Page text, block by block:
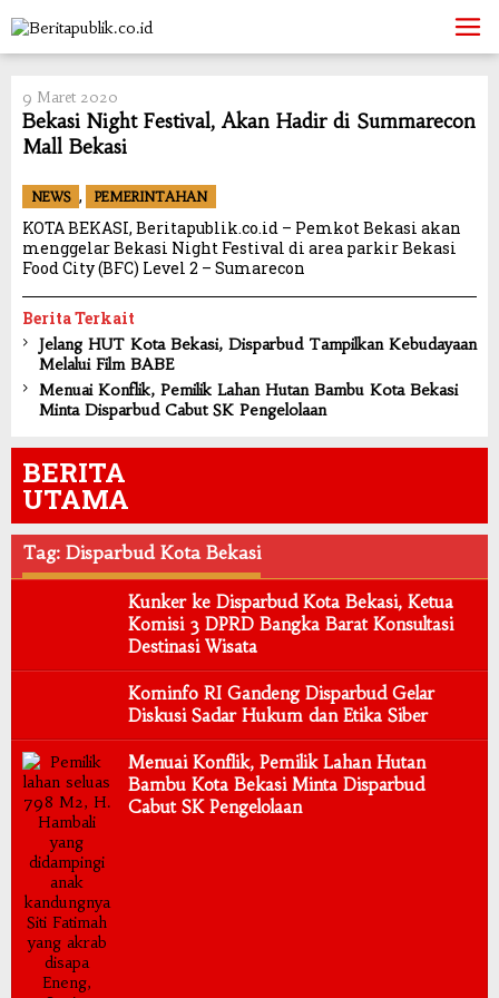
to
content
9 Maret 2020
Bekasi Night Festival, Akan Hadir di Summarecon
Mall Bekasi
NEWS , PEMERINTAHAN
KOTA BEKASI, Beritapublik.co.id – Pemkot Bekasi akan
menggelar Bekasi Night Festival di area parkir Bekasi
Food City (BFC) Level 2 – Sumarecon
Berita Terkait
Jelang HUT Kota Bekasi, Disparbud Tampilkan Kebudayaan
Melalui Film BABE
Menuai Konflik, Pemilik Lahan Hutan Bambu Kota Bekasi
Minta Disparbud Cabut SK Pengelolaan
BERITA
UTAMA
Tag: Disparbud Kota Bekasi
Kunker ke Disparbud Kota Bekasi, Ketua
Komisi 3 DPRD Bangka Barat Konsultasi
Destinasi Wisata
Kominfo RI Gandeng Disparbud Gelar
Diskusi Sadar Hukum dan Etika Siber
Menuai Konflik, Pemilik Lahan Hutan
Bambu Kota Bekasi Minta Disparbud
Cabut SK Pengelolaan